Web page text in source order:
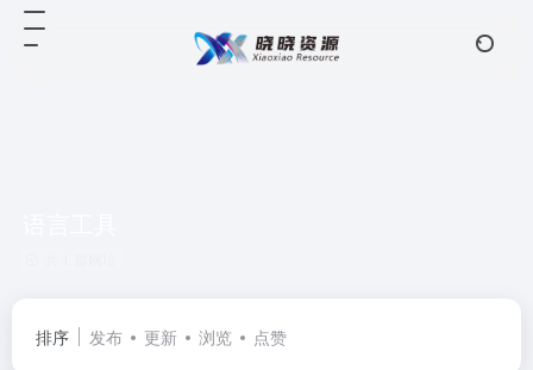
排序 发布 更新 浏览 点赞